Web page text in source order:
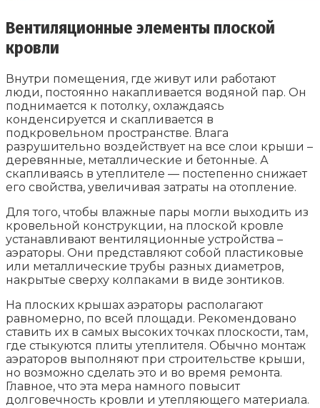
Вентиляционные элементы плоской
кровли
Внутри помещения, где живут или работают
люди, постоянно накапливается водяной пар. Он
поднимается к потолку, охлаждаясь
конденсируется и скапливается в
подкровельном пространстве. Влага
разрушительно воздействует на все слои крыши –
деревянные, металлические и бетонные. А
скапливаясь в утеплителе — постепенно снижает
его свойства, увеличивая затраты на отопление.
Для того, чтобы влажные пары могли выходить из
кровельной конструкции, на плоской кровле
устанавливают вентиляционные устройства –
аэраторы. Они представляют собой пластиковые
или металлические трубы разных диаметров,
накрытые сверху колпаками в виде зонтиков.
На плоских крышах аэраторы располагают
равномерно, по всей площади. Рекомендовано
ставить их в самых высоких точках плоскости, там,
где стыкуются плиты утеплителя. Обычно монтаж
аэраторов выполняют при строительстве крыши,
но возможно сделать это и во время ремонта.
Главное, что эта мера намного повысит
долговечность кровли и утепляющего материала.